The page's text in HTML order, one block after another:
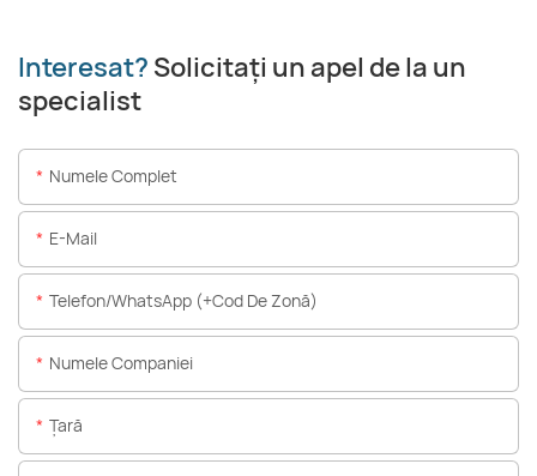
Interesat? Solicitați un apel de la un
specialist
Numele Complet
E-Mail
Telefon/WhatsApp (+Cod De Zonă)
Numele Companiei
Ţară